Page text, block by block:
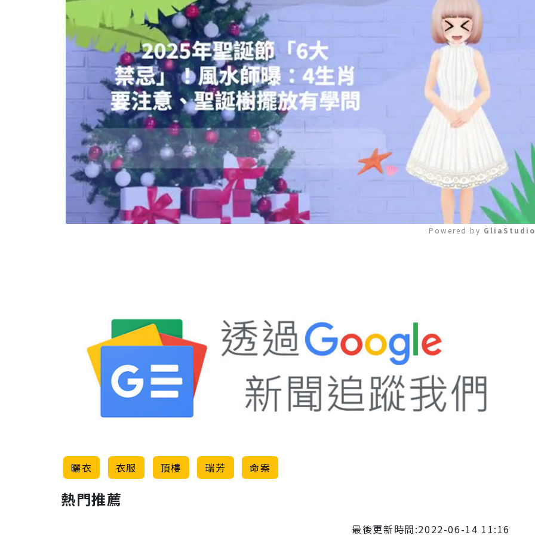
Powered by
曬衣 衣服 頂樓 瑞芳 命案
熱門推薦
最後更新時間:2022-06-14 11:16